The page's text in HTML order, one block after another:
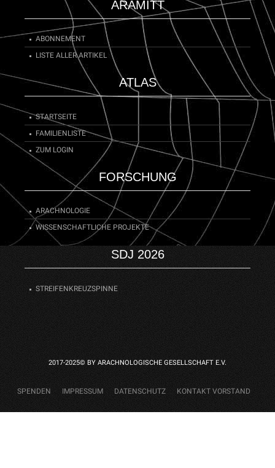
ARAMITT
ABONNEMENT
LISTE ALLER ARTIKEL
ATLAS
STARTSEITE
FAMILIENLISTE
ZUM LOGIN
FORSCHUNG
ARACHNOLOGIE
WISSENSCHAFTLICHE PROJEKTE
SDJ 2026
STREIFENKREUZSPINNE
2017-2025© BY ARACHNOLOGISCHE GESELLSCHAFT E.V.
SPENDEN IMPRESSUM DATENSCHUTZ KONTAKT VORSTAND